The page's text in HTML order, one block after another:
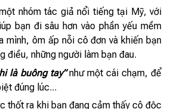
nhóm tác giả nổi tiếng tại Mỹ, với
bạn đi sâu hơn vào phần yếu mềm
mình, ôm ấp nỗi cô đơn và khiến bạn
điều, những người làm bạn đau.
là buông tay”như một cái chạm, để
đúng lúc...
thốt ra khi bạn đang cảm thấy cô độc